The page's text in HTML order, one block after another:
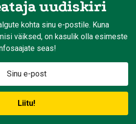
uudiskiri
kohta sinu e-postile. Kuna
väiksed, on kasulik olla esimeste
seas!